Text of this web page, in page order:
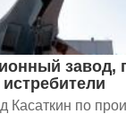
завод,
Касаткин по